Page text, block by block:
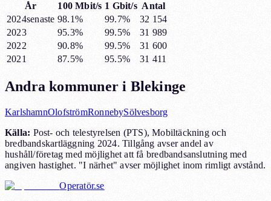
År 100 Mbit/s 1 Gbit/s Antal
2024senaste 98.1% 99.7%
32 154
2023
95.3% 99.5%
31 989
2022
90.8% 99.5%
31 600
2021
87.5% 95.5% 31 411
Andra kommuner i Blekinge
KarlshamnOlofströmRonnebySölvesborg
Källa: Post- och telestyrelsen (PTS), Mobiltäckning och
bredbandskartläggning 2024. Tillgång avser andel av
hushåll/företag med möjlighet att få bredbandsanslutning med
angiven hastighet. "I närhet" avser möjlighet inom rimligt avstånd.
Operatör.se